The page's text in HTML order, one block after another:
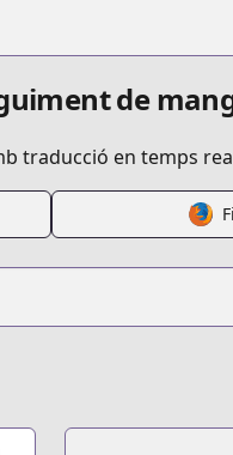
de
traducció en temps